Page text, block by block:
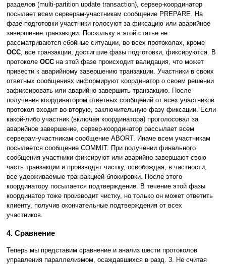
разделов (multi-partition update transaction), сервер-координатор
посылает всем серверам-участникам сообщение PREPARE. На
фазе подготовки участники голосуют за фиксацию или аварийное
завершение транзакции. Поскольку в этой статье не
рассматриваются сбойные ситуации, во всех протоколах, кроме
OCC, все транзакции, достигшие фазы подготовки, фиксируются. В
протоколе OCC на этой фазе происходит валидация, что может
привести к аварийному завершению транзакции. Участники в своих
ответных сообщениях информируют координатор о своем решении
зафиксировать или аварийно завершить транзакцию. После
получения координатором ответных сообщений от всех участников
протокол входит во вторую, заключительную фазу фиксации. Если
какой-либо участник (включая координатора) проголосовал за
аварийное завершение, сервер-координатор рассылает всем
серверам-участникам сообщение ABORT. Иначе всем участникам
посылается сообщение COMMIT. При получении финального
сообщения участники фиксируют или аварийно завершают свою
часть транзакции и производят чистку, освобождая, в частности,
все удерживаемые транзакцией блокировки. После этого
координатору посылается подтверждение. В течение этой фазы
координатор тоже производит чистку, но только он может ответить
клиенту, получив окончательные подтверждения от всех
участников.
4. Сравнение
Теперь мы представим сравнение и анализ шести протоколов
управления параллелизмом, осаждавшихся в разд. 3. Не считая